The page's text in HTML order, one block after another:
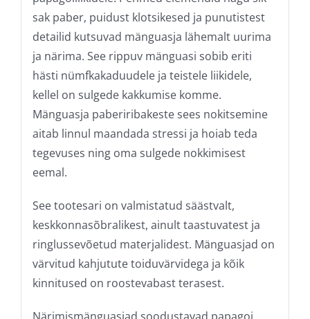
sak paber, puidust klotsikesed ja punutistest
detailid kutsuvad mänguasja lähemalt uurima
ja närima. See rippuv mänguasi sobib eriti
hästi nümfkakaduudele ja teistele liikidele,
kellel on sulgede kakkumise komme.
Mänguasja paberiribakeste sees nokitsemine
aitab linnul maandada stressi ja hoiab teda
tegevuses ning oma sulgede nokkimisest
eemal.
See tootesari on valmistatud säästvalt,
keskkonnasõbralikest, ainult taastuvatest ja
ringlussevõetud materjalidest. Mänguasjad on
värvitud kahjutute toiduvärvidega ja kõik
kinnitused on roostevabast terasest.